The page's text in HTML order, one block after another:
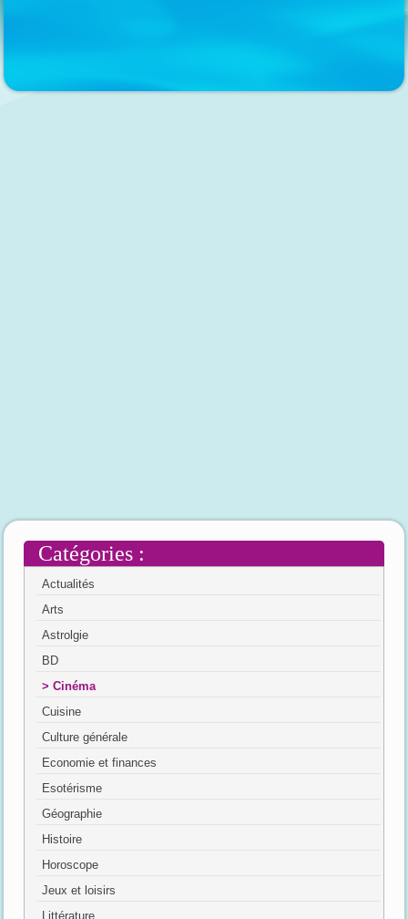
Catégories :
Actualités
Arts
Astrolgie
BD
Cinéma
Cuisine
Culture générale
Economie et finances
Esotérisme
Géographie
Histoire
Horoscope
Jeux et loisirs
Littérature